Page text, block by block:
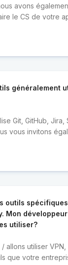
avons
le CS de votre
généralement
Git, GitHub, Jira,
vous invitons
outils
Mon
utiliser?
allons utiliser
que votre